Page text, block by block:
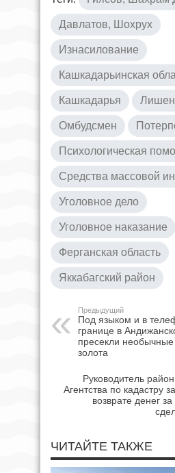
Давлатов, Шохрух
Изнасилование
Кашкадарьинская
Кашкадарья
Омбудсмен
Психологическая
Средства массовой
Уголовное дело
Уголовное наказание
Ферганская область
Яккабагский район
Предыдущий
Под языком и в
границе в
пресекли необычные
золота
Руководитель
Агентства по кадастру
возврате денег
ЧИТАЙТЕ ТАКЖЕ